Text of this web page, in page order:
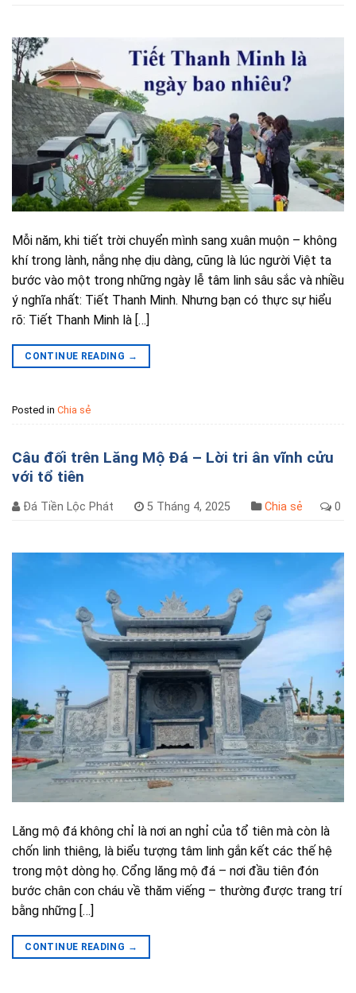
Mỗi năm, khi tiết trời chuyển mình sang xuân muộn – không
khí trong lành, nắng nhẹ dịu dàng, cũng là lúc người Việt ta
bước vào một trong những ngày lễ tâm linh sâu sắc và nhiều
ý nghĩa nhất: Tiết Thanh Minh. Nhưng bạn có thực sự hiểu
rõ: Tiết Thanh Minh là […]
CONTINUE READING →
Posted in Chia sẻ
Câu đối trên Lăng Mộ Đá – Lời tri ân vĩnh cửu
với tổ tiên
Đá Tiền Lộc Phát 5 Tháng 4, 2025 Chia sẻ 0
Lăng mộ đá không chỉ là nơi an nghỉ của tổ tiên mà còn là
chốn linh thiêng, là biểu tượng tâm linh gắn kết các thế hệ
trong một dòng họ. Cổng lăng mộ đá – nơi đầu tiên đón
bước chân con cháu về thăm viếng – thường được trang trí
bằng những […]
CONTINUE READING →